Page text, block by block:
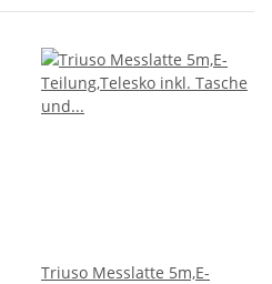
Triuso Messlatte 5m,E-